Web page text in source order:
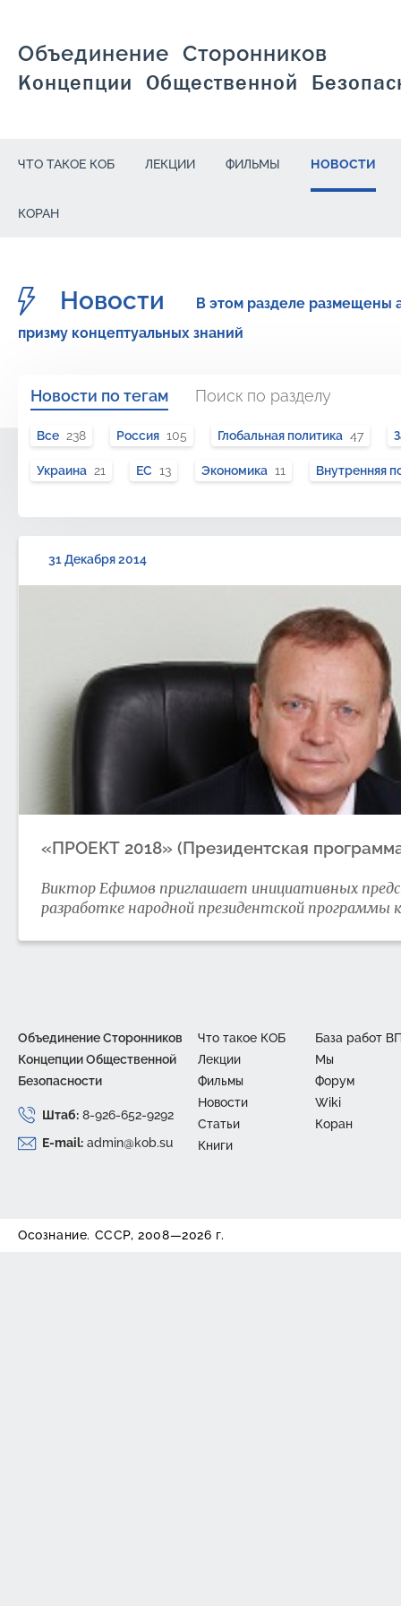
Объединение Сторонников
Концепции Общественной
ЧТО ТАКОЕ КОБ ЛЕКЦИИ ФИЛЬМЫ НОВОСТИ
КОРАН
Новости
В этом разделе размещены
призму концептуальных знаний
Новости по тегам Поиск по разделу
Все 238 Россия 105 Глобальная политика 47
Украина 21 ЕС 13 Экономика 11 Внутренняя
31 Декабря 2014
«ПРОЕКТ 2018» (Президентская
Виктор Ефимов приглашает инициативных
разработке народной президентской программы
Объединение Сторонников
Концепции Общественной
Безопасности
Штаб: 8-926-652-9292
E-mail: admin@kob.su
Что такое КОБ
Лекции
Фильмы
Новости
Статьи
Книги
База работ
Mы
Форум
Wiki
Коран
Осознание. СССР, 2008—2026 г.